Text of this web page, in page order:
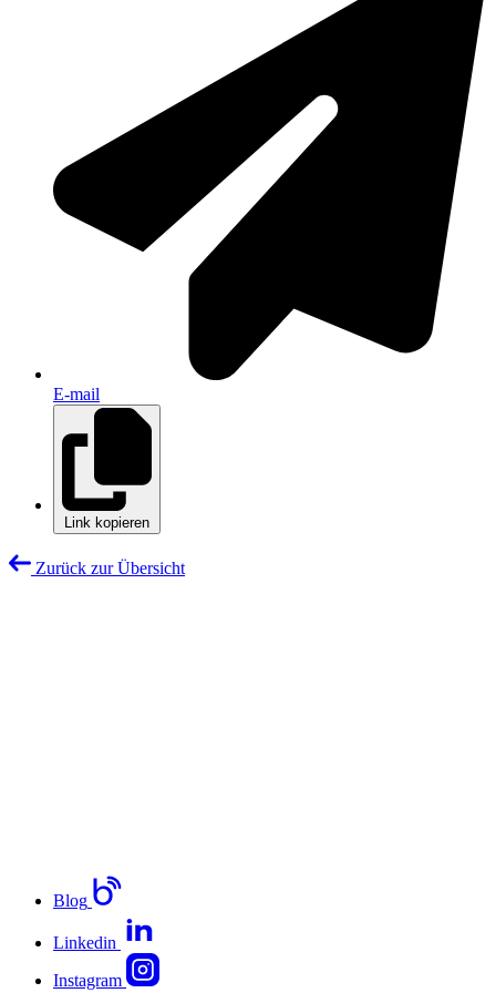
E-mail
Link kopieren
Zurück zur Übersicht
Blog
Linkedin
Instagram